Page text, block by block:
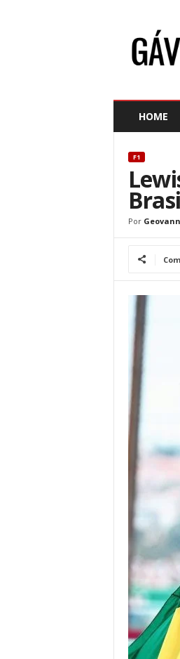
HOME
F1
Por